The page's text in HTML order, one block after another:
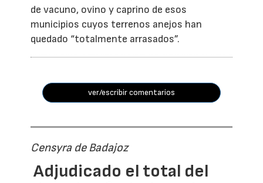
de vacuno, ovino y caprino de esos
municipios cuyos terrenos anejos han
quedado “totalmente arrasados”.
ver/escribir comentarios
Censyra de Badajoz
Adjudicado el total del